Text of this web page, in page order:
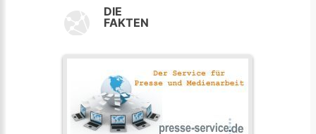
DIE
FAKTEN